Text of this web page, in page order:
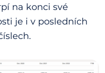
na konci své
je i v posledních